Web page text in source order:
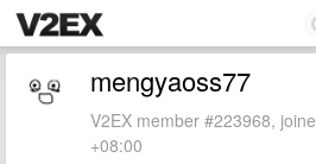
mengyaoss77
V2EX member #223968,
+08:00